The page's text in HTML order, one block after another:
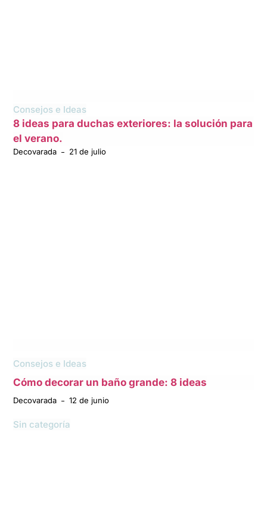
Consejos e Ideas
8 ideas para duchas exteriores: la solución para
el verano.
Decovarada 21 de julio
Consejos e Ideas
Cómo decorar un baño grande: 8 ideas
Decovarada 12 de junio
Sin categoría